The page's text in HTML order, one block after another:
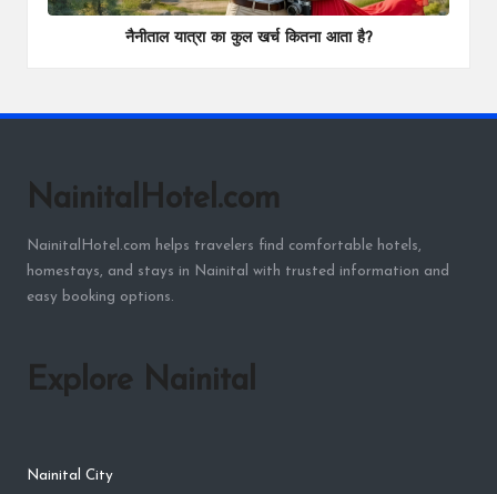
in
नैनीताल यात्रा का कुल खर्च कितना आता है?
NainitalHotel.com
NainitalHotel.com helps travelers find comfortable hotels,
homestays, and stays in Nainital with trusted information and
easy booking options.
Explore Nainital
Nainital City